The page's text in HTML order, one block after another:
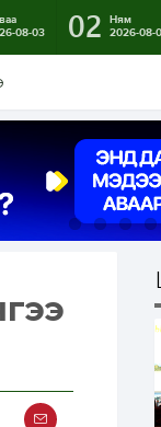
08-03
02
Ням
2026-08-